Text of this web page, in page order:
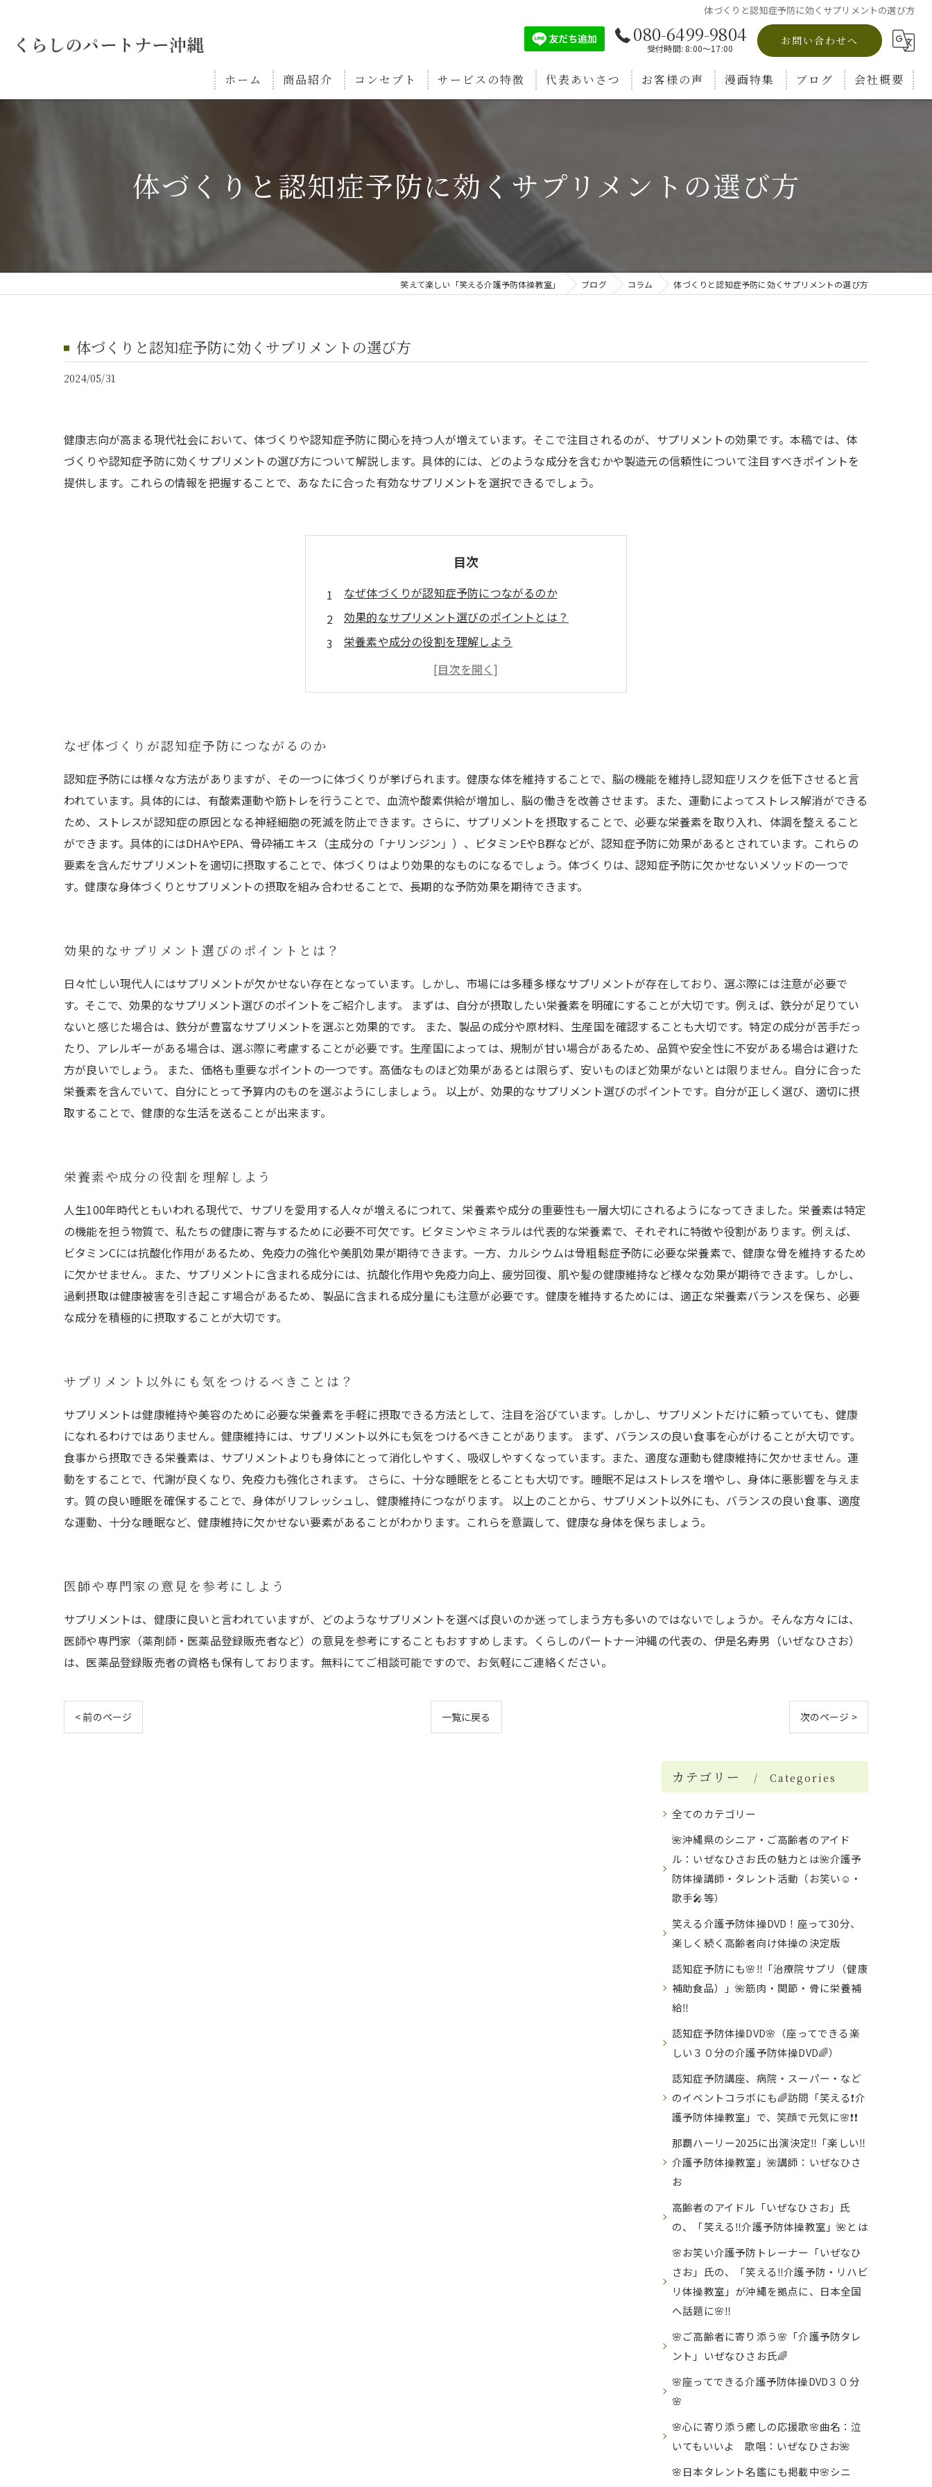
体づくりと認知症予防に効くサプリメントの選び方
080-6499-9804
受付時間: 8:00～17:00
お問い合わせへ
ホーム 商品紹介 コンセプト サービスの特徴
疲労回復
関節痛予防
代表あいさつ お客様の声 漫画特集 ブログ 会社概要
体づくりと認知症予防に効くサプリメントの選び方
笑えて楽しい「笑える介護予防体操教室」 ブログ コラム 体づくりと認知症予防に効くサプリメントの選び方
体づくりと認知症予防に効くサプリメントの選び方
2024/05/31
健康志向が高まる現代社会において、体づくりや認知症予防に関心を持つ人が増えています。そこで注目されるのが、サプリメントの効果です。本稿では、体
づくりや認知症予防に効くサプリメントの選び方について解説します。具体的には、どのような成分を含むかや製造元の信頼性について注目すべきポイントを
提供します。これらの情報を把握することで、あなたに合った有効なサプリメントを選択できるでしょう。
目次
なぜ体づくりが認知症予防につながるのか
効果的なサプリメント選びのポイントとは？
栄養素や成分の役割を理解しよう
サプリメント以外にも気をつけるべきことは？
医師や専門家の意見を参考にしよう
なぜ体づくりが認知症予防につながるのか
認知症予防には様々な方法がありますが、その一つに体づくりが挙げられます。健康な体を維持することで、脳の機能を維持し認知症リスクを低下させると言
われています。具体的には、有酸素運動や筋トレを行うことで、血流や酸素供給が増加し、脳の働きを改善させます。また、運動によってストレス解消ができる
ため、ストレスが認知症の原因となる神経細胞の死滅を防止できます。さらに、サプリメントを摂取することで、必要な栄養素を取り入れ、体調を整えること
ができます。具体的にはDHAやEPA、骨砕補エキス（主成分の「ナリンジン」）、ビタミンEやB群などが、認知症予防に効果があるとされています。これらの
要素を含んだサプリメントを適切に摂取することで、体づくりはより効果的なものになるでしょう。体づくりは、認知症予防に欠かせないメソッドの一つで
す。健康な身体づくりとサプリメントの摂取を組み合わせることで、長期的な予防効果を期待できます。
効果的なサプリメント選びのポイントとは？
日々忙しい現代人にはサプリメントが欠かせない存在となっています。しかし、市場には多種多様なサプリメントが存在しており、選ぶ際には注意が必要で
す。そこで、効果的なサプリメント選びのポイントをご紹介します。 まずは、自分が摂取したい栄養素を明確にすることが大切です。例えば、鉄分が足りてい
ないと感じた場合は、鉄分が豊富なサプリメントを選ぶと効果的です。 また、製品の成分や原材料、生産国を確認することも大切です。特定の成分が苦手だっ
たり、アレルギーがある場合は、選ぶ際に考慮することが必要です。生産国によっては、規制が甘い場合があるため、品質や安全性に不安がある場合は避けた
方が良いでしょう。 また、価格も重要なポイントの一つです。高価なものほど効果があるとは限らず、安いものほど効果がないとは限りません。自分に合った
栄養素を含んでいて、自分にとって予算内のものを選ぶようにしましょう。 以上が、効果的なサプリメント選びのポイントです。自分が正しく選び、適切に摂
取することで、健康的な生活を送ることが出来ます。
栄養素や成分の役割を理解しよう
人生100年時代ともいわれる現代で、サプリを愛用する人々が増えるにつれて、栄養素や成分の重要性も一層大切にされるようになってきました。栄養素は特定
の機能を担う物質で、私たちの健康に寄与するために必要不可欠です。ビタミンやミネラルは代表的な栄養素で、それぞれに特徴や役割があります。例えば、
ビタミンCには抗酸化作用があるため、免疫力の強化や美肌効果が期待できます。一方、カルシウムは骨粗鬆症予防に必要な栄養素で、健康な骨を維持するため
に欠かせません。また、サプリメントに含まれる成分には、抗酸化作用や免疫力向上、疲労回復、肌や髪の健康維持など様々な効果が期待できます。しかし、
過剰摂取は健康被害を引き起こす場合があるため、製品に含まれる成分量にも注意が必要です。健康を維持するためには、適正な栄養素バランスを保ち、必要
な成分を積極的に摂取することが大切です。
サプリメント以外にも気をつけるべきことは？
サプリメントは健康維持や美容のために必要な栄養素を手軽に摂取できる方法として、注目を浴びています。しかし、サプリメントだけに頼っていても、健康
になれるわけではありません。健康維持には、サプリメント以外にも気をつけるべきことがあります。 まず、バランスの良い食事を心がけることが大切です。
食事から摂取できる栄養素は、サプリメントよりも身体にとって消化しやすく、吸収しやすくなっています。また、適度な運動も健康維持に欠かせません。運
動をすることで、代謝が良くなり、免疫力も強化されます。 さらに、十分な睡眠をとることも大切です。睡眠不足はストレスを増やし、身体に悪影響を与えま
す。質の良い睡眠を確保することで、身体がリフレッシュし、健康維持につながります。 以上のことから、サプリメント以外にも、バランスの良い食事、適度
な運動、十分な睡眠など、健康維持に欠かせない要素があることがわかります。これらを意識して、健康な身体を保ちましょう。
医師や専門家の意見を参考にしよう
サプリメントは、健康に良いと言われていますが、どのようなサプリメントを選べば良いのか迷ってしまう方も多いのではないでしょうか。そんな方々には、
医師や専門家（薬剤師・医薬品登録販売者など）の意見を参考にすることもおすすめします。くらしのパートナー沖縄の代表の、伊是名寿男（いぜなひさお）
は、医薬品登録販売者の資格も保有しております。無料にてご相談可能ですので、お気軽にご連絡ください。
< 前のページ 一覧に戻る 次のページ >
カテゴリー Categories
全てのカテゴリー
🌺沖縄県のシニア・ご高齢者のアイド
ル：いぜなひさお氏の魅力とは🌺介護予
防体操講師・タレント活動（お笑い☺・
歌手🎤等）
笑える介護予防体操DVD！座って30分、
楽しく続く高齢者向け体操の決定版
認知症予防にも🌸‼️「治療院サプリ（健康
補助食品）」🌺筋肉・関節・骨に栄養補
給‼️
認知症予防体操DVD🌸（座ってできる楽
しい３０分の介護予防体操DVD🌈）
認知症予防講座、病院・スーパー・など
のイベントコラボにも🌈訪問「笑える❗️介
護予防体操教室」で、笑顔で元気に🌸❗️❗️
那覇ハーリー2025に出演決定‼️「楽しい‼️
介護予防体操教室」🌺講師：いぜなひさ
お
高齢者のアイドル「いぜなひさお」氏
の、「笑える‼️介護予防体操教室」🌺とは
🌸お笑い介護予防トレーナー「いぜなひ
さお」氏の、「笑える‼️介護予防・リハビ
リ体操教室」が沖縄を拠点に、日本全国
へ話題に🌸‼️
🌸ご高齢者に寄り添う🌸「介護予防タレ
ント」いぜなひさお氏🌈
🌸座ってできる介護予防体操DVD３０分
🌸
🌸心に寄り添う癒しの応援歌🌸曲名：泣
いてもいいよ 歌唱：いぜなひさお🌺
🌸日本タレント名鑑にも掲載中🌸シニ